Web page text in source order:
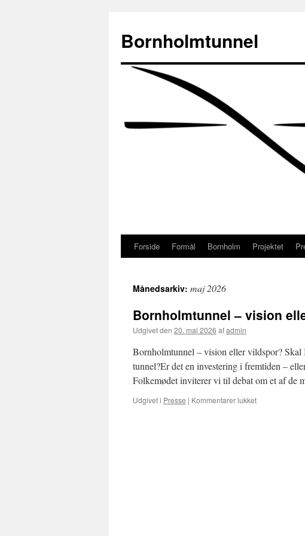
Bornholmtunnel
Hop
indhold
Forside Formål Bornholm Projektet
Månedsarkiv: maj 2026
Bornholmtunnel – vision
Udgivet den 20. maj 2026 afadmin
Bornholmtunnel – vision eller vildspor?
tunnel?Er det en investering i fremtiden –
Folkemødet inviterer vi til debat om et af de
Udgivet i Presse | Kommentarer lukkettil